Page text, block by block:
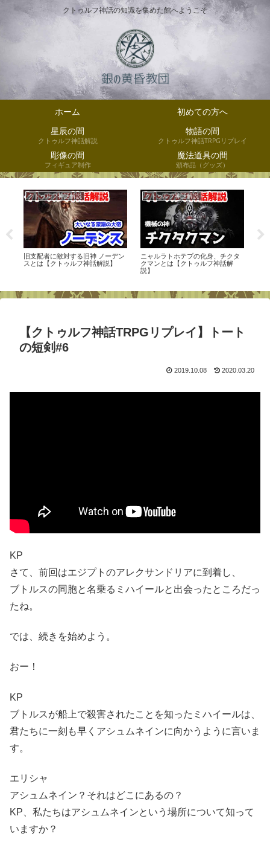
クトゥルフ神話の知識を集めた館へようこそ
ホーム
初めての方へ
星辰の間
クトゥルフ神話解説
物語の間
クトゥルフ神話TRPGリプレイ
彫像の間
フィギュア制作
魔法道具の間
頒布品（グッズ）
クトゥルフ神話解説
旧支配者に敵対する旧神 ノーデン
スとは【クトゥルフ神話解説】
クトゥルフ神話解説
ニャルラトホテプの化身、チクタ
クマンとは【クトゥルフ神話解
説】
【クトゥルフ神話TRPGリプレイ】トート
の短剣#6
2019.10.08 2020.03.20
KP
さて、前回はエジプトのアレクサンドリアに到着し、
ブトルスの同胞と名乗るミハイールと出会ったところだっ
たね。
では、続きを始めよう。
おー！
KP
ブトルスが船上で殺害されたことを知ったミハイールは、
君たちに一刻も早くアシュムネインに向かうように言いま
す。
エリシャ
アシュムネイン？それはどこにあるの？
KP、私たちはアシュムネインという場所について知って
いますか？